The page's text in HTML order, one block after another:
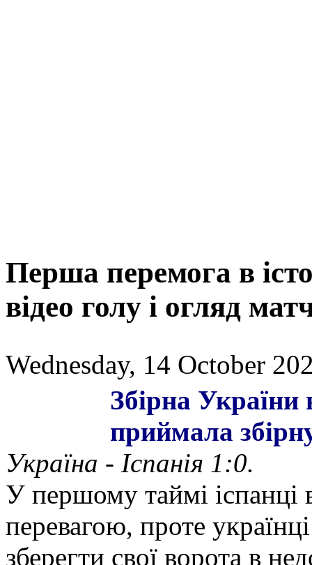
Перша перемога в
відео голу і огляд
Wednesday, 14 October
Збірна України
приймала
Україна - Іспанія 1:0.
У першому таймі іспанці
перевагою, проте
зберегти свої ворота в